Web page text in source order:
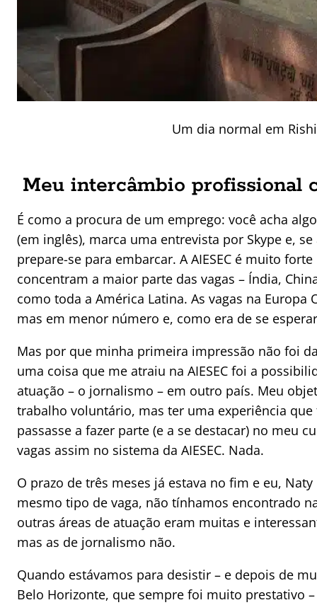
Um dia normal em
Meu intercâmbio profissional
É como a procura de um emprego: você acha
(em inglês), marca uma entrevista por Skype e,
prepare-se para embarcar. A AIESEC é muito
concentram a maior parte das vagas – Índia,
como toda a América Latina. As vagas na
mas em menor número e, como era de se
Mas por que minha primeira impressão não foi
uma coisa que me atraiu na AIESEC foi a
atuação – o jornalismo – em outro país. Meu
trabalho voluntário, mas ter uma experiência
passasse a fazer parte (e a se destacar) no meu
vagas assim no sistema da AIESEC. Nada.
O prazo de três meses já estava no fim e eu,
mesmo tipo de vaga, não tínhamos encontrado
outras áreas de atuação eram muitas e
mas as de jornalismo não.
Quando estávamos para desistir – e depois de
Belo Horizonte, que sempre foi muito prestativo